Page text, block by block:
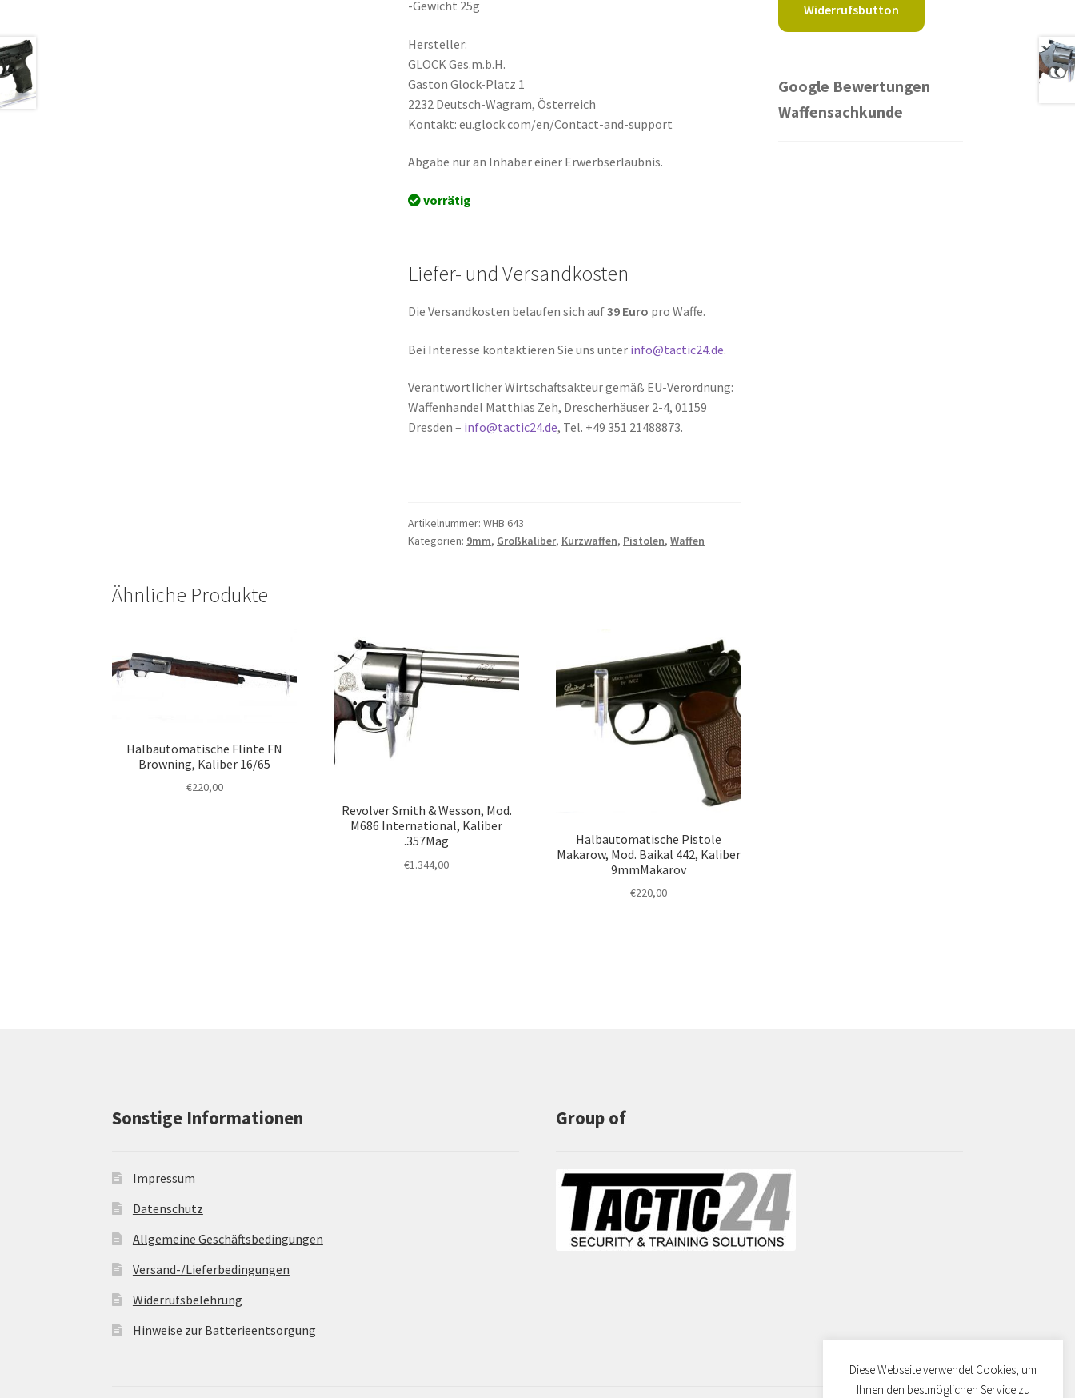
-Gewicht 25g
Hersteller:
GLOCK Ges.m.b.H.
Gaston Glock-Platz 1
2232 Deutsch-Wagram, Österreich
Kontakt: eu.glock.com/en/Contact-and-support
Abgabe nur an Inhaber einer Erwerbserlaubnis.
vorrätig
Liefer- und Versandkosten
Die Versandkosten belaufen sich auf39 Euro pro Waffe.
Bei Interesse kontaktieren Sie uns unter info@tactic24.de.
Verantwortlicher Wirtschaftsakteur gemäß EU-Verordnung:
Waffenhandel Matthias Zeh, Drescherhäuser 2-4, 01159
Dresden – info@tactic24.de, Tel. +49 351 21488873.
Artikelnummer:WHB 643
Kategorien: 9mm, Großkaliber, Kurzwaffen, Pistolen,Waffen
Ähnliche Produkte
Halbautomatische Flinte FN
Browning, Kaliber 16/65
€220,00
Revolver Smith & Wesson, Mod.
M686 International, Kaliber
.357Mag
€1.344,00
Halbautomatische Pistole
Makarow, Mod. Baikal 442, Kaliber
9mmMakarov
€220,00
Widerrufsbutton
Google Bewertungen
Waffensachkunde
Sonstige Informationen
Impressum
Datenschutz
Allgemeine Geschäftsbedingungen
Versand-/Lieferbedingungen
Widerrufsbelehrung
Hinweise zur Batterieentsorgung
Group of
Diese Webseite verwendet Cookies, um
Ihnen den bestmöglichen Service zu